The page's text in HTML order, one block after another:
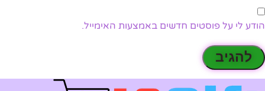
הודע לי על פוסטים חדשים באמצעות האימייל.